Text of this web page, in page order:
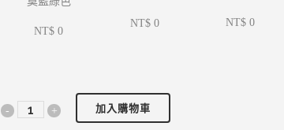
NT$ 0
NT$ 0 NT$ 0
加入購物車